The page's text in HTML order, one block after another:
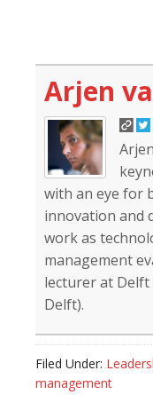
Arjen
with an eye for
innovation and
work as
management
lecturer at
Delft).
Filed Under:
management